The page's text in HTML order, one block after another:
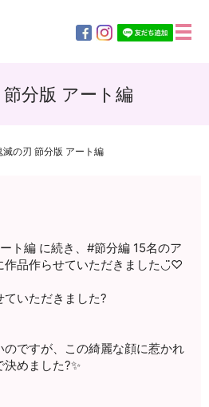
メ
節分版 アート編
滅の刃 節分版 アート編
ト編 に続き、#節分編 15名のア
作品作らせていただきました◡̈♡
いただきました?
のですが、この綺麗な顔に惹かれ
めました?✨